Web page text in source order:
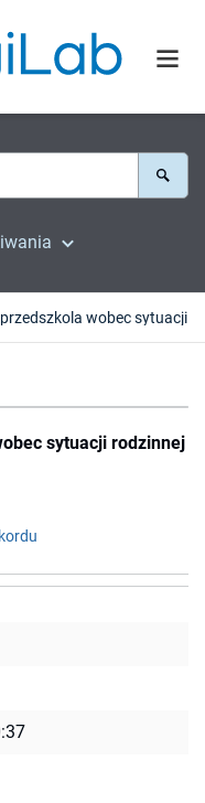
sytuacji rodzinnej